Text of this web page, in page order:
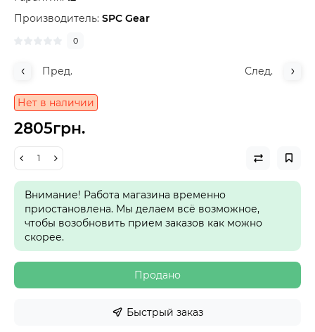
Производитель: SPC Gear
0
Пред. След.
Нет в наличии
2805грн.
Внимание! Работа магазина временно
приостановлена. Мы делаем всё возможное,
чтобы возобновить прием заказов как можно
скорее.
Продано
Быстрый заказ